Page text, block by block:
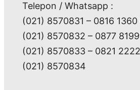
Telepon / Whatsapp :
(021) 8570831 – 0816
(021) 8570832 – 0877
(021) 8570833 – 0821
(021) 8570834